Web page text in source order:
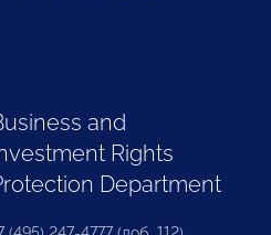
and
Rights
Department